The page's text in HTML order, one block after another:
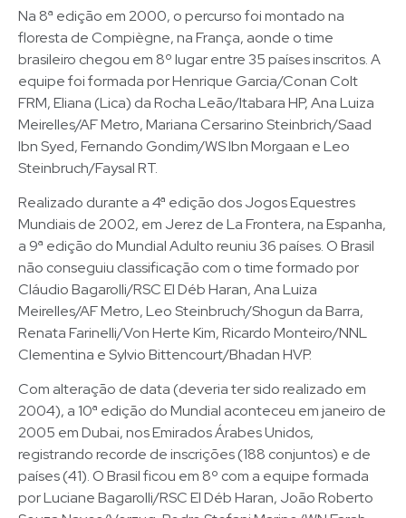
Na 8ª edição em 2000, o percurso foi montado na
floresta de Compiègne, na França, aonde o time
brasileiro chegou em 8º lugar entre 35 países inscritos. A
equipe foi formada por Henrique Garcia/Conan Colt
FRM, Eliana (Lica) da Rocha Leão/Itabara HP, Ana Luiza
Meirelles/AF Metro, Mariana Cersarino Steinbrich/Saad
Ibn Syed, Fernando Gondim/WS Ibn Morgaan e Leo
Steinbruch/Faysal RT.
Realizado durante a 4ª edição dos Jogos Equestres
Mundiais de 2002, em Jerez de La Frontera, na Espanha,
a 9ª edição do Mundial Adulto reuniu 36 países. O Brasil
não conseguiu classificação com o time formado por
Cláudio Bagarolli/RSC El Déb Haran, Ana Luiza
Meirelles/AF Metro, Leo Steinbruch/Shogun da Barra,
Renata Farinelli/Von Herte Kim, Ricardo Monteiro/NNL
Clementina e Sylvio Bittencourt/Bhadan HVP.
Com alteração de data (deveria ter sido realizado em
2004), a 10ª edição do Mundial aconteceu em janeiro de
2005 em Dubai, nos Emirados Árabes Unidos,
registrando recorde de inscrições (188 conjuntos) e de
países (41). O Brasil ficou em 8º com a equipe formada
por Luciane Bagarolli/RSC El Déb Haran, João Roberto